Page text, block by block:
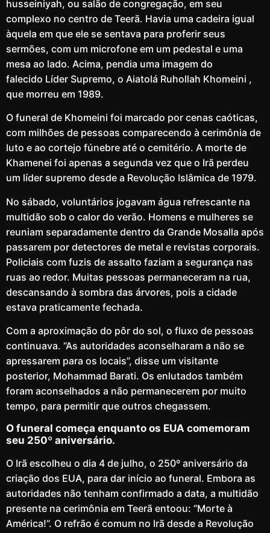
husseiniyah, ou salão de congregação, em seu
complexo no centro de Teerã. Havia uma cadeira igual
àquela em que ele se sentava para proferir seus
sermões, com um microfone em um pedestal e uma
mesa ao lado. Acima, pendia uma imagem do
falecido Líder Supremo, o Aiatolá Ruhollah Khomeini ,
que morreu em 1989.
O funeral de Khomeini foi marcado por cenas caóticas,
com milhões de pessoas comparecendo à cerimônia de
luto e ao cortejo fúnebre até o cemitério. A morte de
Khamenei foi apenas a segunda vez que o Irã perdeu
um líder supremo desde a Revolução Islâmica de 1979.
No sábado, voluntários jogavam água refrescante na
multidão sob o calor do verão. Homens e mulheres se
reuniam separadamente dentro da Grande Mosalla após
passarem por detectores de metal e revistas corporais.
Policiais com fuzis de assalto faziam a segurança nas
ruas ao redor. Muitas pessoas permaneceram na rua,
descansando à sombra das árvores, pois a cidade
estava praticamente fechada.
Com a aproximação do pôr do sol, o fluxo de pessoas
continuava. “As autoridades aconselharam a não se
apressarem para os locais”, disse um visitante
posterior, Mohammad Barati. Os enlutados também
foram aconselhados a não permanecerem por muito
tempo, para permitir que outros chegassem.
O funeral começa enquanto os EUA comemoram
seu 250º aniversário.
O Irã escolheu o dia 4 de julho, o 250º aniversário da
criação dos EUA, para dar início ao funeral. Embora as
autoridades não tenham confirmado a data, a multidão
presente na cerimônia em Teerã entoou: “Morte à
América!”. O refrão é comum no Irã desde a Revolução